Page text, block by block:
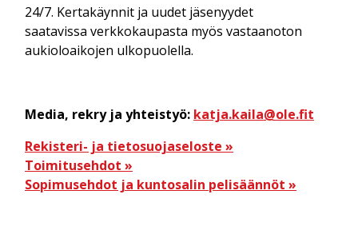
24/7. Kertakäynnit ja uudet jäsenyydet
saatavissa verkkokaupasta myös vastaanoton
aukioloaikojen ulkopuolella.
Media, rekry ja yhteistyö: katja.kaila@ole.fit
Rekisteri- ja tietosuojaseloste »
Toimitusehdot »
Sopimusehdot ja kuntosalin pelisäännöt »